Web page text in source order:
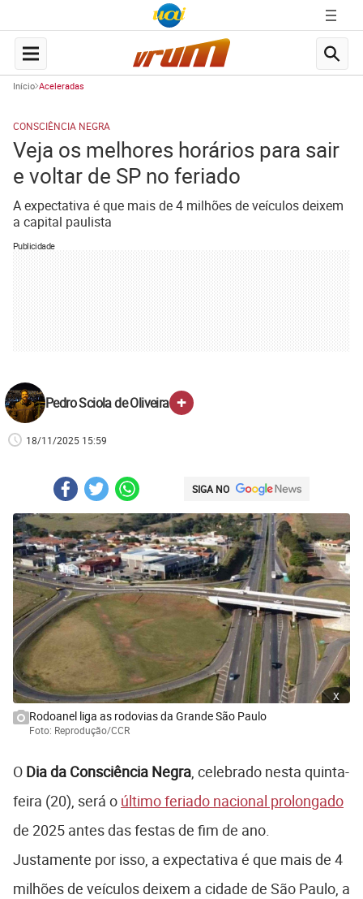
Início Aceleradas
CONSCIÊNCIA NEGRA
Veja os melhores horários para sair
e voltar de SP no feriado
A expectativa é que mais de 4 milhões de veículos deixem
a capital paulista
Publicidade
Pedro Sciola de Oliveira +
18/11/2025 15:59
SIGA NO
x
Rodoanel liga as rodovias da Grande São Paulo
Foto: Reprodução/CCR
O Dia da Consciência Negra, celebrado nesta quinta-
feira (20), será o último feriado nacional prolongado
de 2025 antes das festas de fim de ano.
Justamente por isso, a expectativa é que mais de 4
milhões de veículos deixem a cidade de São Paulo, a